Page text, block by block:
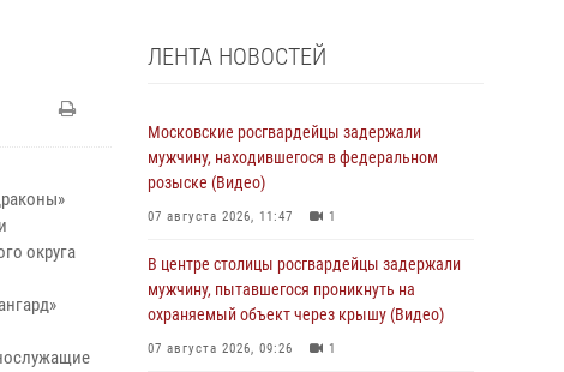
округа
ЛЕНТА НОВОСТЕЙ
Московские росгвардейцы задержали
мужчину, находившегося в федеральном
розыске (Видео)
07 августа 2026, 11:47 1
В центре столицы росгвардейцы задержали
мужчину, пытавшегося проникнуть на
охраняемый объект через крышу (Видео)
07 августа 2026, 09:26 1